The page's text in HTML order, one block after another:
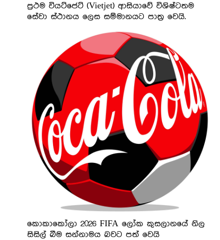
ප්‍රථම වියට්ජෙට් (Vietjet) ආසියාවේ විශිෂ්ටතම
සේවා ස්ථානය ලෙස සම්මානයට පාත්‍ර වෙයි.
කොකාකෝලා 2026 FIFA ලෝක කුසලානයේ නිල
සිසිල් බීම සන්නාමය බවට පත් වෙයි